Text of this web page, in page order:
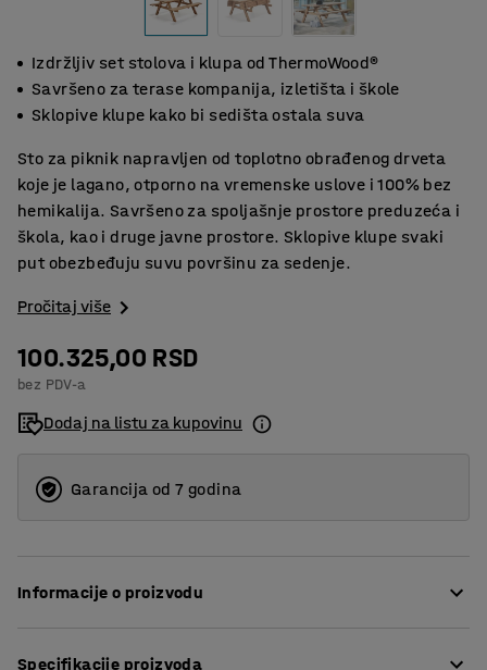
Izdržljiv set stolova i klupa od ThermoWood®
Savršeno za terase kompanija, izletišta i škole
Sklopive klupe kako bi sedišta ostala suva
Sto za piknik napravljen od toplotno obrađenog drveta
koje je lagano, otporno na vremenske uslove i 100% bez
hemikalija. Savršeno za spoljašnje prostore preduzeća i
škola, kao i druge javne prostore. Sklopive klupe svaki
put obezbeđuju suvu površinu za sedenje.
Pročitaj više
100.325,00 RSD
bez PDV-a
Dodaj na listu za kupovinu
Garancija od 7 godina
Informacije o proizvodu
Specifikacije proizvoda